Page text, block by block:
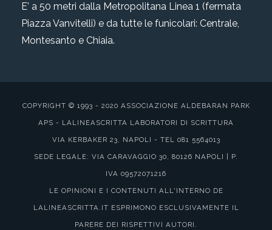
E' a 50 metri dalla Metropolitana Linea 1 (fermata
Piazza Vanvitelli) e da tutte le funicolari: Centrale,
Montesanto e Chiaia.
COPYRIGHT © 1993 - 2020 ASSOCIAZIONE ALDEBARAN PARK
APS - LALINEASCRITTA LABORATORI DI SCRITTURA
VIA KERBAKER 23, NAPOLI - TEL 081 5564013
SEDE LEGALE: VIA CARAVAGGIO 30, 80126 NAPOLI | P.
IVA 09572071216
LE OPINIONI E I CONTENUTI ALL'INTERNO DE
LALINEASCRITTA.IT ESPRIMONO ESCLUSIVAMENTE IL
PARERE DEI RISPETTIVI AUTORI.